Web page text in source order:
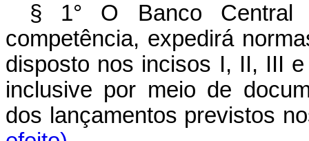
§ 1° O Banco
competência, expedirá
disposto nos incisos I, II, III
inclusive por meio de
dos lançamentos previstos